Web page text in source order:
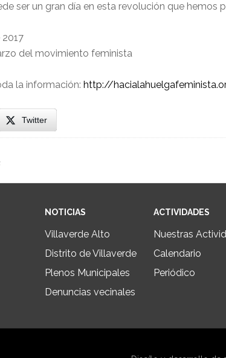
ser un gran día en esta revolución que hemos
del movimiento feminista
la información: http://
Twitter
NOTICIAS
Villaverde Alto
Distrito de Villaverde
Plenos Municipales
Denuncias vecinales
ACTIVIDADES
Nuestras
Calendario
Periódico